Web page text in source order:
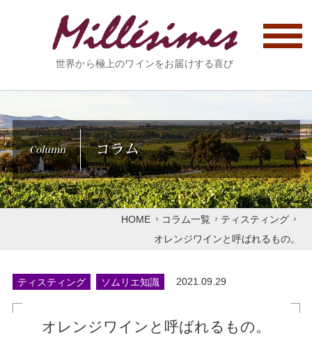
世界から極上のワインをお届けする喜び
Column コラム
HOME コラム一覧
ティスティング
オレンジワインと呼ばれるもの。
ティスティング ソムリエ知識 2021.09.29
オレンジワインと呼ばれるもの。